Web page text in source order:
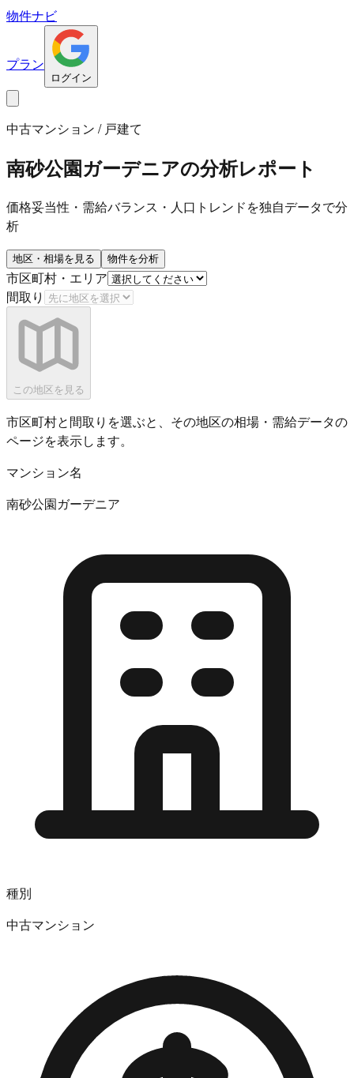
物件ナビ
プラン
ログイン
中古マンション / 戸建て
南砂公園ガーデニアの分析レポート
価格妥当性・需給バランス・人口トレンドを独自データで分
析
地区・相場を見る 物件を分析
市区町村・エリア
間取り
この地区を見る
市区町村と間取りを選ぶと、その地区の相場・需給データの
ページを表示します。
マンション名
南砂公園ガーデニア
種別
中古マンション